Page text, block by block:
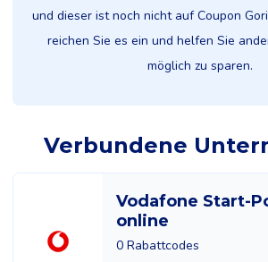
und dieser ist noch nicht auf Coupon
reichen Sie es ein und helfen Sie
möglich zu sparen.
Verbundene
Vodafone Start-
online
0 Rabattcodes